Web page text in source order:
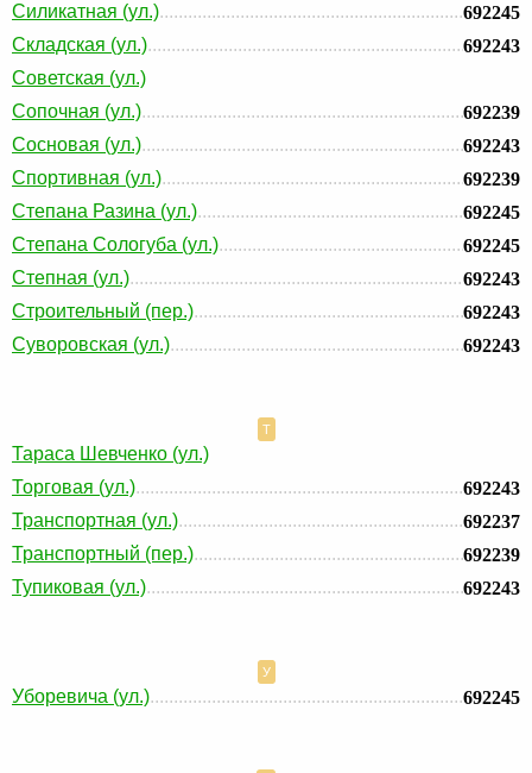
Силикатная (ул.)
692245
Складская (ул.)
692243
Советская (ул.)
Сопочная (ул.)
692239
Сосновая (ул.)
692243
Спортивная (ул.)
692239
Степана Разина (ул.)
692245
Степана Сологуба (ул.)
692245
Степная (ул.)
692243
Строительный (пер.)
692243
Суворовская (ул.)
692243
Т
Тараса Шевченко (ул.)
Торговая (ул.)
692243
Транспортная (ул.)
692237
Транспортный (пер.)
692239
Тупиковая (ул.)
692243
У
Уборевича (ул.) 692245